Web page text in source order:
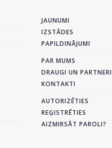
JAUNUMI
IZSTĀDES
PAPILDINĀJUMI
PAR MUMS
DRAUGI UN PARTNERI
KONTAKTI
AUTORIZĒTIES
REĢISTRĒTIES
AIZMIRSĀT PAROLI?